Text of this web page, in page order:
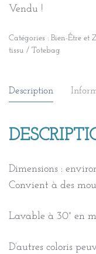
Vendu !
Catégories : Bien-Être et
tissu / Totebag
Description
Dimensions :
Convient à des
Lavable à 30° en
D’autres coloris